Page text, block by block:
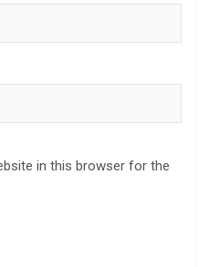
in this browser for the